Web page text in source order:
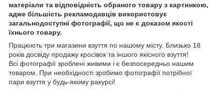
матеріали та відповідність обраного товару з картинкою,
адже більшість рекламодавців використовує
загальнодоступні фотографії, що не є доказом якості
їхнього товару.
Працюють три магазини взуття по нашому місту. Близько 18
років досвіду продажу кросівок та іншого якісного взуття!
Всі фотографії зроблені живими і є безпосередньо нашим
товаром. При необхідності зробимо фотографії потрібної
пари взуття у будь-якому ракурсі!